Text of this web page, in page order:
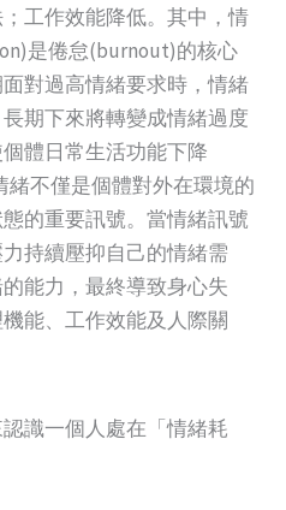
工作效能降低。其中，情
是倦怠(burnout)的核心
對過高情緒要求時，情緒
期下來將轉變成情緒過度
體日常生活功能下降
緒不僅是個體對外在環境的
的重要訊號。當情緒訊號
持續壓抑自己的情緒需
能力，最終導致身心失
能、工作效能及人際關
識一個人處在「情緒耗